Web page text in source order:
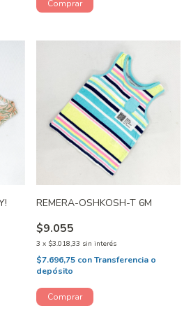
REMERA-OSHKOSH-T 6M
$9.055
3 x $3.018,33 sin interés
$7.696,75 conTransferencia o
depósito